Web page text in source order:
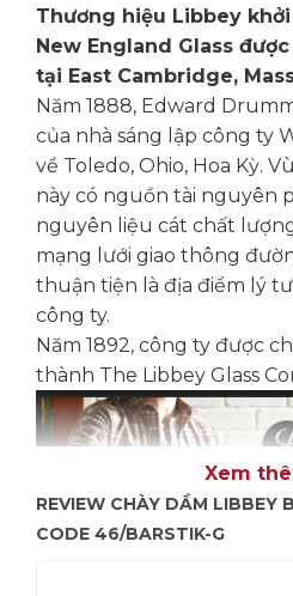
Thương hiệu Libbey
New England Glass
tại East Cambridge,
Năm 1888, Edward
của nhà sáng lập công ty
về Toledo, Ohio, Hoa Kỳ.
này có nguồn tài nguyên
nguyên liệu cát chất
mạng lưới giao thông
thuận tiện là địa điểm lý
công ty.
Năm 1892, công ty được
thành The Libbey Glass
Xem
REVIEW CHÀY DẦM LIBBEY
CODE 46/BARSTIK-G